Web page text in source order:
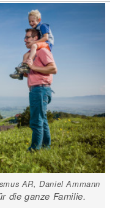
AR, Daniel Ammann
die ganze Familie.